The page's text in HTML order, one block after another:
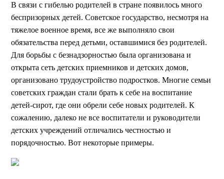
В связи с гибелью родителей в стране появилось много
беспризорных детей. Советское государство, несмотря на
тяжелое военное время, все же выполняло свои
обязательства перед детьми, оставшимися без родителей.
Для борьбы с безнадзорностью была организована и
открыта сеть детских приемников и детских домов,
организовано трудоустройство подростков. Многие семьи
советских граждан стали брать к себе на воспитание
детей-сирот, где они обрели себе новых родителей. К
сожалению, далеко не все воспитатели и руководители
детских учреждений отличались честностью и
порядочностью. Вот некоторые примеры.